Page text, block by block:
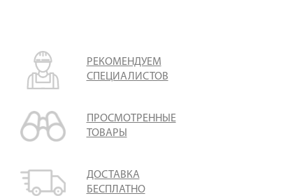
РЕКОМЕНДУЕМ
СПЕЦИАЛИСТОВ
ПРОСМОТРЕННЫЕ
ТОВАРЫ
ДОСТАВКА
БЕСПЛАТНО